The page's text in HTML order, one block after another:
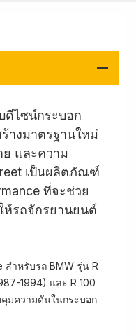
ดีไซน์กระบอก
างมาตรฐานใหม่
และความ
เป็นผลิตภัณฑ์
ที่จะช่วย
ห้รถจักรยานยนต์
สำหรับรถ BMW รุ่น R
1994) และ R 100
มความดันในกระบอก